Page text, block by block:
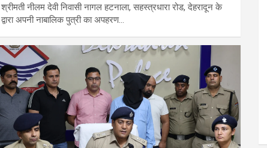
श्रीमती नीलम देवी निवासी नागल हटनाला, सहस्त्रधारा रोड, देहरादून के
द्वारा अपनी नाबालिक पुत्री का अपहरण…